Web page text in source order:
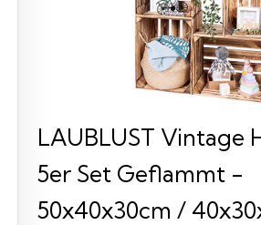
LAUBLUST Vintage
5er Set Geflammt -
50x40x30cm /